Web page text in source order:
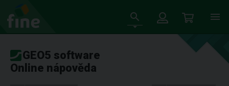
GEO5 software
Online nápověda